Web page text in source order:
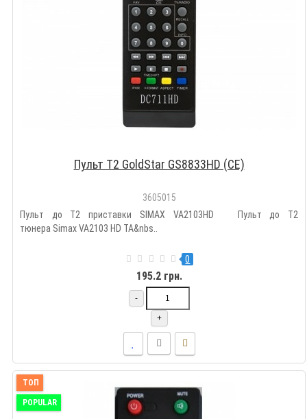
Пульт T2 GoldStar GS8833HD (CE)
3605015
Пульт до T2 приставки SIMAX VA2103HD Пульт до Т2
тюнера Simax VA2103 HD TA&nbs..
0
195.2 грн.
-
+
ТОП
POPULAR